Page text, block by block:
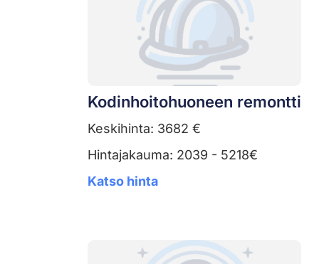
Kodinhoitohuoneen remontti
Keskihinta: 3682 €
Hintajakauma: 2039 - 5218€
Katso hinta